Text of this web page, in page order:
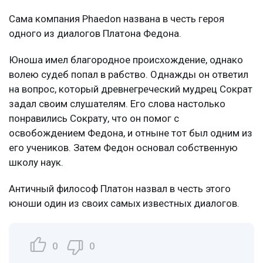
Сама компания Phaedon названа в честь героя
одного из диалогов Платона Федона.
Юноша имел благородное происхождение, однако
волею судеб попал в рабство. Однажды он ответил
на вопрос, который древнегреческий мудрец Сократ
задал своим слушателям. Его слова настолько
понравились Сократу, что он помог с
освобождением Федона, и отныне тот был одним из
его учеников. Затем Федон основал собственную
школу наук.
Античный философ Платон назвал в честь этого
юноши один из своих самых известных диалогов.
0 0